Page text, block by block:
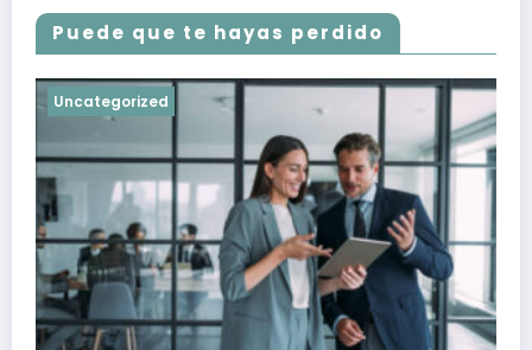
Puede que te hayas perdido
Uncategorized